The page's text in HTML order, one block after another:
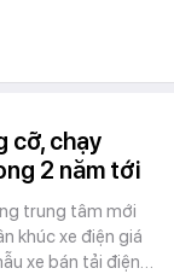
cỡ, chạy
2 năm tới
trung tâm mới
khúc xe điện giá
xe bán tải điện…